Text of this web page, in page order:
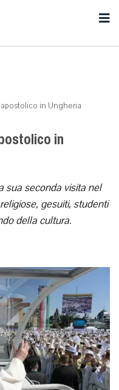
in Ungheria
in
sua seconda visita nel
gesuiti, studenti
della cultura.